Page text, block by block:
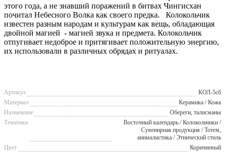
этого года, а не знавший поражений в битвах Чингисхан
почитал Небесного Волка как своего предка. Колокольчик
известен разным народам и культурам как вещь, обладающая
двойной магией - магией звука и предмета. Колокольчик
отпугивает недоброе и притягивает положительную энергию,
их использовали в различных обрядах и ритуалах.
Артикул
КОЛ-5сб
Материал
Керамика / Кожа
Назначение
Обереги, талисманы
Тематика
Восточный календарь / Колокольчики /
Сувенирная продукция / Тотем,
анималистика / Этнический стиль
Цвет
Коричневый